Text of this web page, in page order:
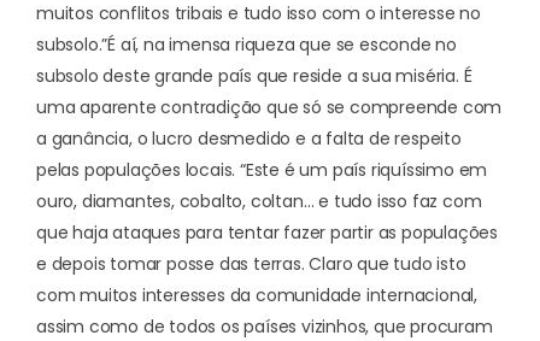
muitos conflitos tribais e tudo isso com o interesse no
subsolo.”É aí, na imensa riqueza que se esconde no
subsolo deste grande país que reside a sua miséria. É
uma aparente contradição que só se compreende com
a ganância, o lucro desmedido e a falta de respeito
pelas populações locais. “Este é um país riquíssimo em
ouro, diamantes, cobalto, coltan… e tudo isso faz com
que haja ataques para tentar fazer partir as populações
e depois tomar posse das terras. Claro que tudo isto
com muitos interesses da comunidade internacional,
assim como de todos os países vizinhos, que procuram